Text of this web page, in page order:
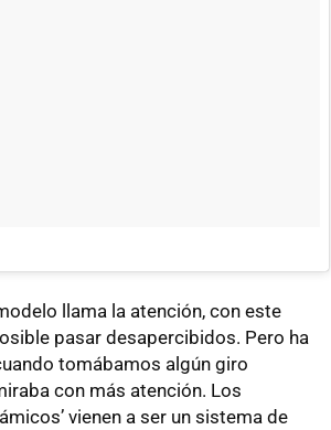
llama la atención, con este
pasar desapercibidos. Pero ha
tomábamos algún giro
con más atención. Los
vienen a ser un sistema de